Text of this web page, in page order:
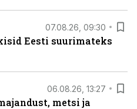
07.08.26, 09:30
Eesti suurimateks
06.08.26, 13:27
metsi ja